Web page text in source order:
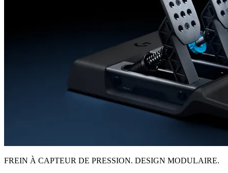
FREIN À CAPTEUR DE PRESSION. DESIGN MODULAIRE.